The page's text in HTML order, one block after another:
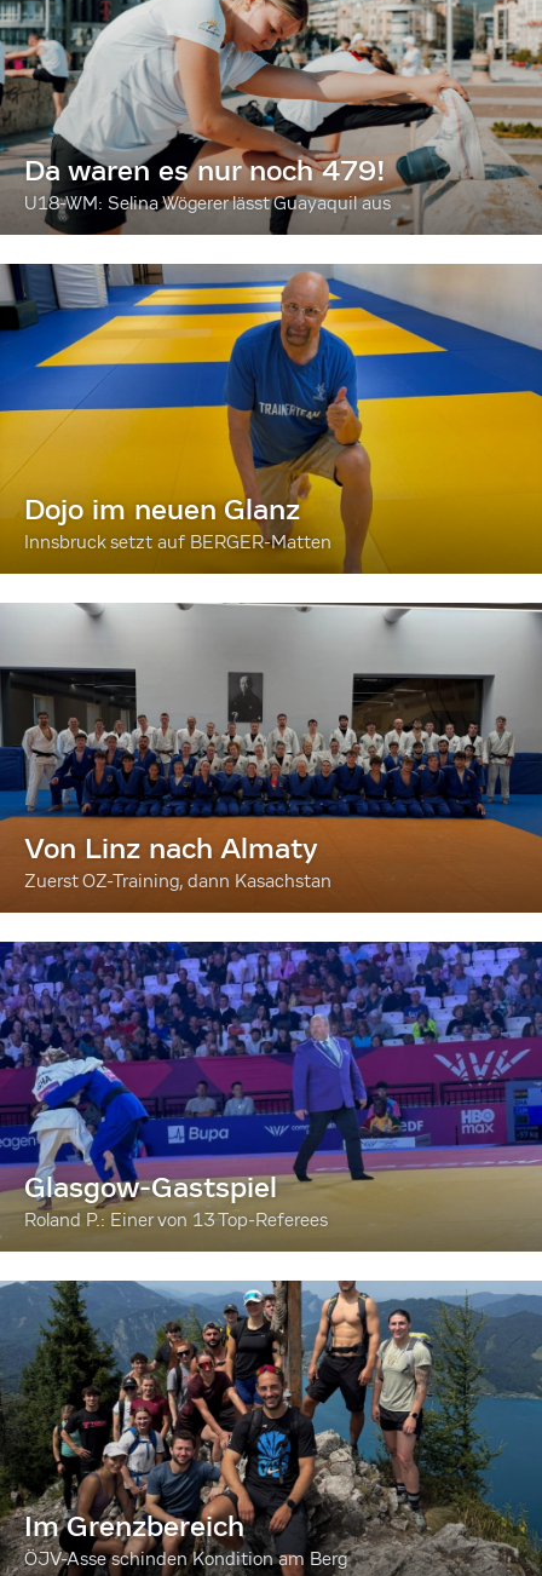
Da waren es nur noch 479!
U18-WM: Selina Wögerer lässt Guayaquil aus
Dojo im neuen Glanz
Innsbruck setzt auf BERGER-Matten
Von Linz nach Almaty
Zuerst OZ-Training, dann Kasachstan
Glasgow-Gastspiel
Roland P.: Einer von 13 Top-Referees
Im Grenzbereich
ÖJV-Asse schinden Kondition am Berg